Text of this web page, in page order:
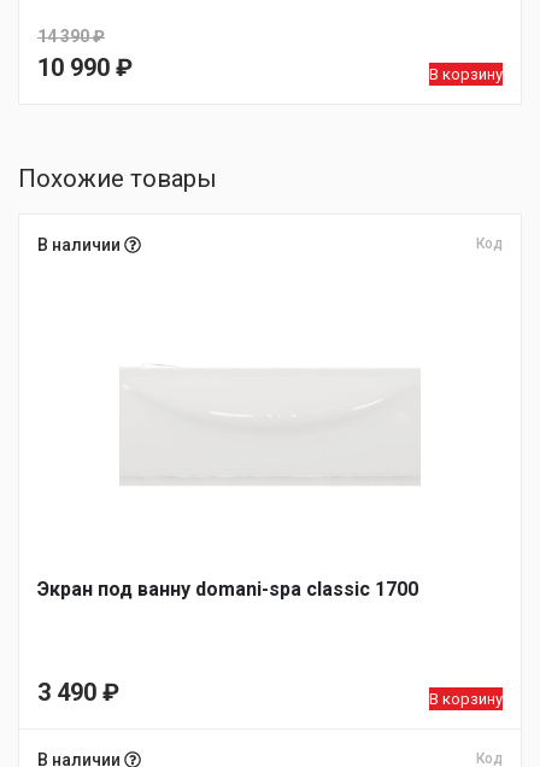
14 390₽
Первоначальная
14
10 990 ₽
10
В корзину
Похожие товары
В наличии Код
Экран под ванну domani-spa classic 1700
3 490 ₽ В корзину
В наличии Код